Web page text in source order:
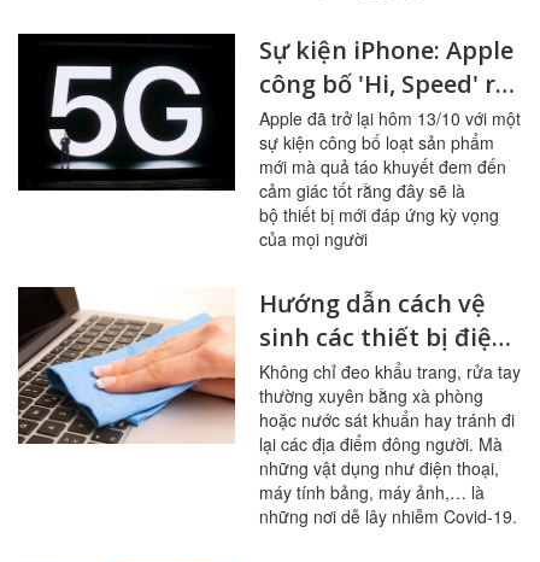
Sự kiện iPhone: Apple
công bố 'Hi, Speed' ra
mắt 4 iphone 12 và
một số công nghệ mới
Apple đã trở lại hôm 13/10 với một
sự kiện công bố loạt sản phẩm
mới mà quả táo khuyết đem đến
cảm giác tốt rằng đây sẽ là
bộ thiết bị mới đáp ứng kỳ vọng
của mọi người
Hướng dẫn cách vệ
sinh các thiết bị điện
tử phòng dịch bệnh
Không chỉ đeo khẩu trang, rửa tay
thường xuyên bằng xà phòng
hoặc nước sát khuẩn hay tránh đi
lại các địa điểm đông người. Mà
những vật dụng như điện thoại,
máy tính bảng, máy ảnh,… là
những nơi dễ lây nhiễm Covid-19.